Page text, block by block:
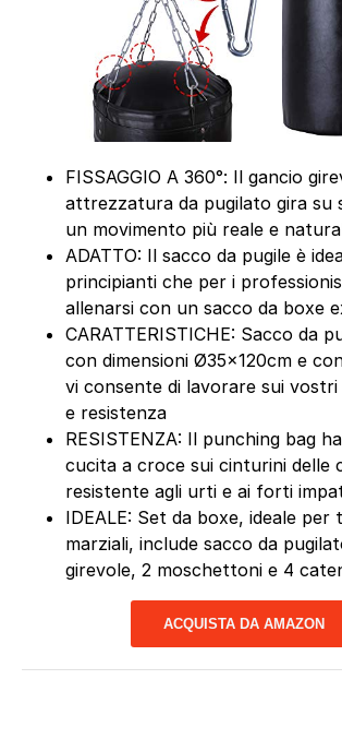
FISSAGGIO A 360°: Il gancio
attrezzatura da pugilato gira su
un movimento più reale e
ADATTO: Il sacco da pugile è
principianti che per i
allenarsi con un sacco da boxe
CARATTERISTICHE: Sacco da
con dimensioni Ø35x120cm e
vi consente di lavorare sui
e resistenza
RESISTENZA: Il punching bag
cucita a croce sui cinturini delle
resistente agli urti e ai forti
IDEALE: Set da boxe, ideale
marziali, include sacco da
girevole, 2 moschettoni e 4
ACQUISTA DA AMAZON